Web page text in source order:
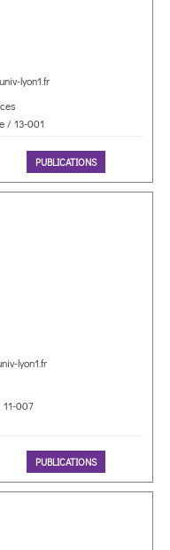
lyon1.fr
/ 13-001
PUBLICATIONS
lyon1.fr
11-007
PUBLICATIONS